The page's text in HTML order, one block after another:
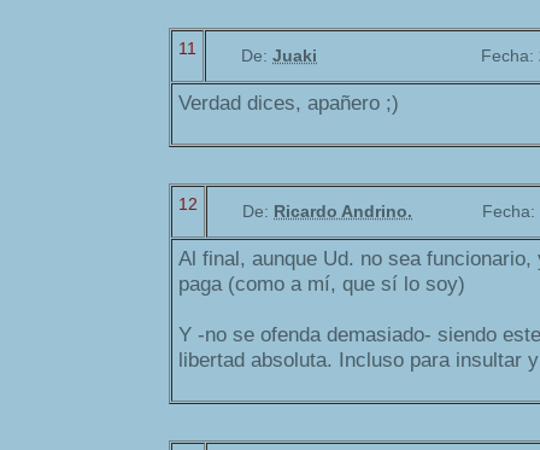
11 De: Juaki Fecha:
Verdad dices, apañero ;)
12 De: Ricardo Andrino. Fecha:
Al final, aunque Ud. no sea
paga (como a mí, que sí lo soy)
Y -no se ofenda demasiado- siendo
libertad absoluta. Incluso para insultar